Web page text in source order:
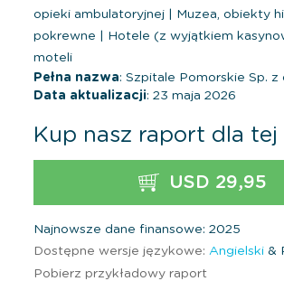
opieki ambulatoryjnej
Muzea, obiekty
pokrewne
Hotele (z wyjątkiem
moteli
Pełna nazwa: Szpitale Pomorskie Sp. z
Data aktualizacji: 23 maja 2026
Kup nasz raport dla tej
USD 29,95
Najnowsze dane finansowe: 2025
Dostępne wersje językowe: Angielski &
Pobierz przykładowy raport